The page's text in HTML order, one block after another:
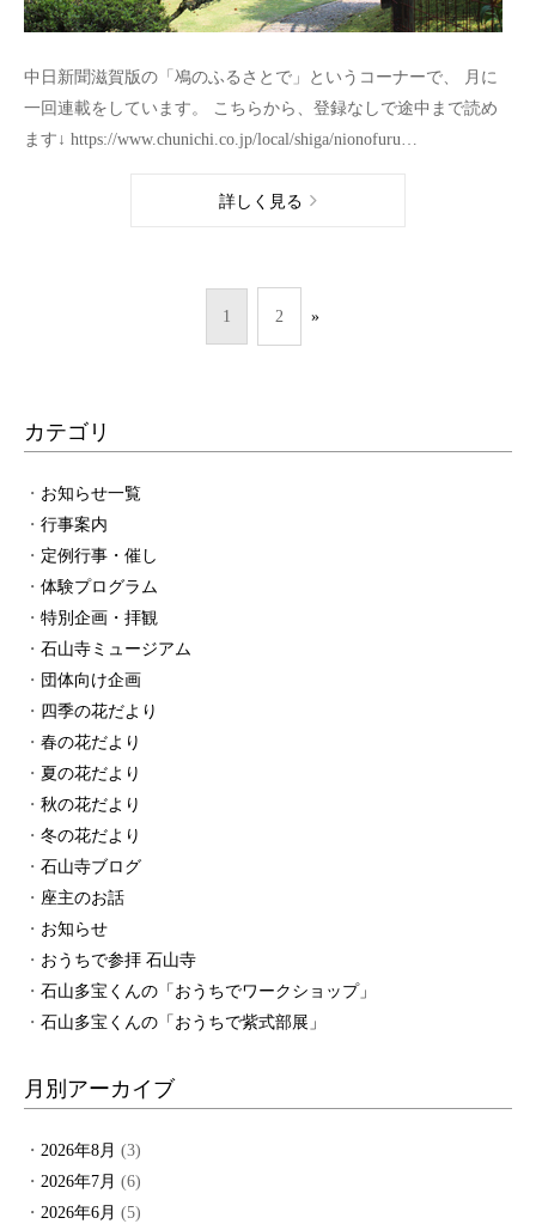
中日新聞滋賀版の「鳰のふるさとで」というコーナーで、 月に
一回連載をしています。 こちらから、登録なしで途中まで読め
ます↓ https://www.chunichi.co.jp/local/shiga/nionofuru…
詳しく見る
1 2 »
カテゴリ
お知らせ一覧
行事案内
定例行事・催し
体験プログラム
特別企画・拝観
石山寺ミュージアム
団体向け企画
四季の花だより
春の花だより
夏の花だより
秋の花だより
冬の花だより
石山寺ブログ
座主のお話
お知らせ
おうちで参拝 石山寺
石山多宝くんの「おうちでワークショップ」
石山多宝くんの「おうちで紫式部展」
月別アーカイブ
2026年8月 (3)
2026年7月 (6)
2026年6月 (5)